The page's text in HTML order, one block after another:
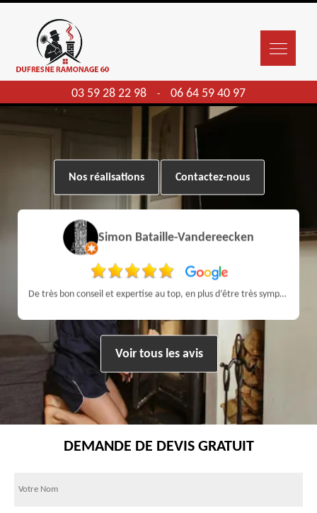
03 59 28 22 98 - 06 64 59 40 97
Nos réalisations Contactez-nous
Simon Bataille-Vandereecken
De très bon conseil et expertise au top, en plus d’être très sympathique, je recommande! Nous avons été bien aidés et renseignés sur quoi faire de notre insert et son entretien futur, merci :)
Voir tous les avis
DEMANDE DE DEVIS GRATUIT